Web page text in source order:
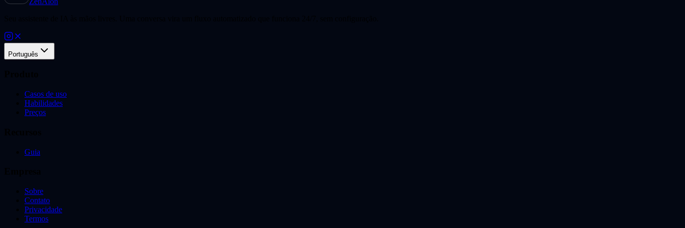
Português
Casos de uso
Habilidades
Preços
Guia
Sobre
Contato
Privacidade
Termos